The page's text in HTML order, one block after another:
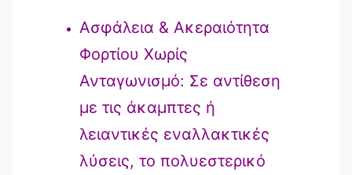
Ασφάλεια & Ακεραιότητα
Φορτίου Χωρίς
Ανταγωνισμό: Σε αντίθεση
με τις άκαμπτες ή
λειαντικές εναλλακτικές
λύσεις, το πολυεστερικό